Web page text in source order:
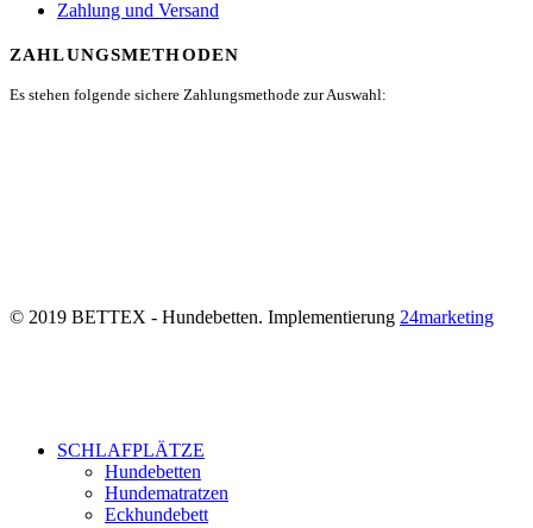
Zahlung und Versand
ZAHLUNGSMETHODEN
Es stehen folgende sichere Zahlungsmethode zur Auswahl:
© 2019 BETTEX - Hundebetten. Implementierung 24marketing
SCHLAFPLÄTZE
Hundebetten
Hundematratzen
Eckhundebett